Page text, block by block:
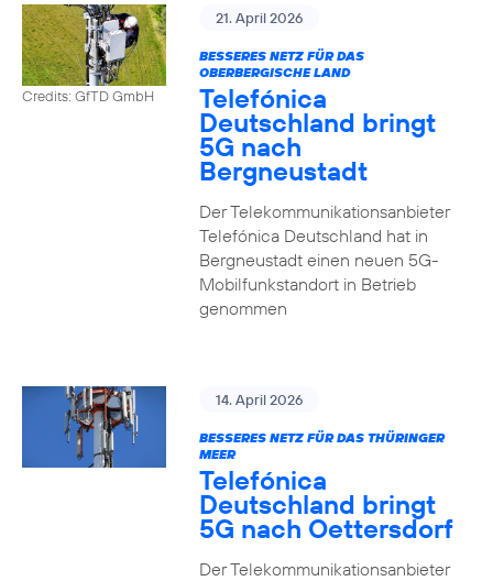
Credits: GfTD GmbH
21. April 2026
BESSERES NETZ FÜR DAS
OBERBERGISCHE LAND
Telefónica
Deutschland bringt
5G nach
Bergneustadt
Der Telekommunikationsanbieter
Telefónica Deutschland hat in
Bergneustadt einen neuen 5G-
Mobilfunkstandort in Betrieb
genommen
14. April 2026
BESSERES NETZ FÜR DAS THÜRINGER
MEER
Telefónica
Deutschland bringt
5G nach Oettersdorf
Der Telekommunikationsanbieter